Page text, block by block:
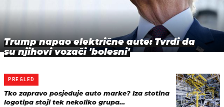
Trump napao električne aute: Tvrdi da
su njihovi vozači 'bolesni'
PREGLED
Tko zapravo posjeduje auto marke? Iza stotina
logotipa stoji tek nekoliko grupa…